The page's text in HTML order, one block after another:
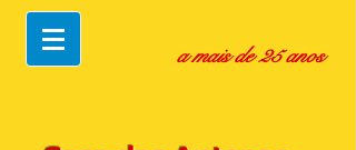
a mais de 25 anos